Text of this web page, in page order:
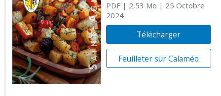
PDF| 2,53 Mo | 25 Octobre
2024
Télécharger
Feuilleter sur Calaméo